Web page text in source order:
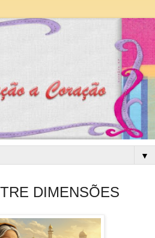
▼
DIMENSÕES